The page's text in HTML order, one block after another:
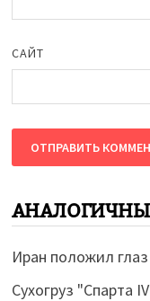
САЙТ
Иран положил
Сухогруз "Спарта